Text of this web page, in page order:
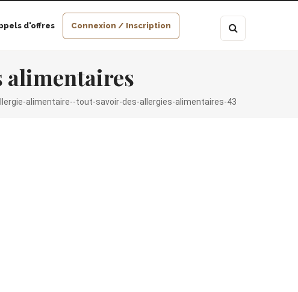
d'offres Connexion / Inscription
alimentaires
alimentaire--tout-savoir-des-allergies-alimentaires-43